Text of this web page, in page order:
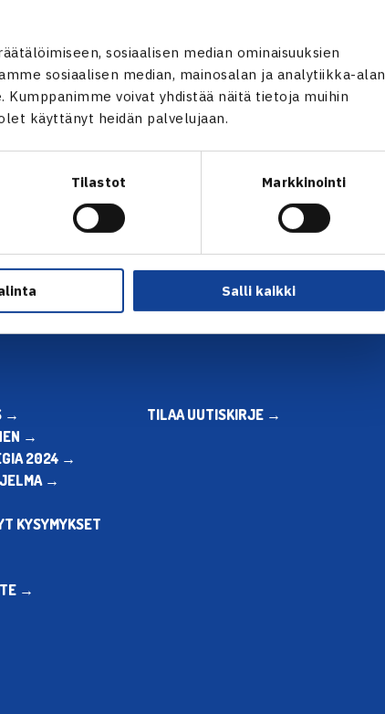
sosiaalisen median ominaisuuksien
sosiaalisen median, mainosalan ja analytiikka-alan
voivat yhdistää näitä tietoja muihin
käyttänyt heidän palvelujaan.
Tilastot Markkinointi
Salli kaikki
uutinen: Suomalaistytöille tappio Tanskassa… →
→
→
2024 →
→
KYSYMYKSET
→
TILAA UUTISKIRJE →